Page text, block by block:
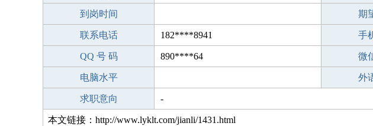
到岗时间 期
联系电话 182****8941 手
QQ 号 码 890****64 微
电脑水平 外
求职意向 -
本文链接：http://www.lyklt.com/jianli/1431.html